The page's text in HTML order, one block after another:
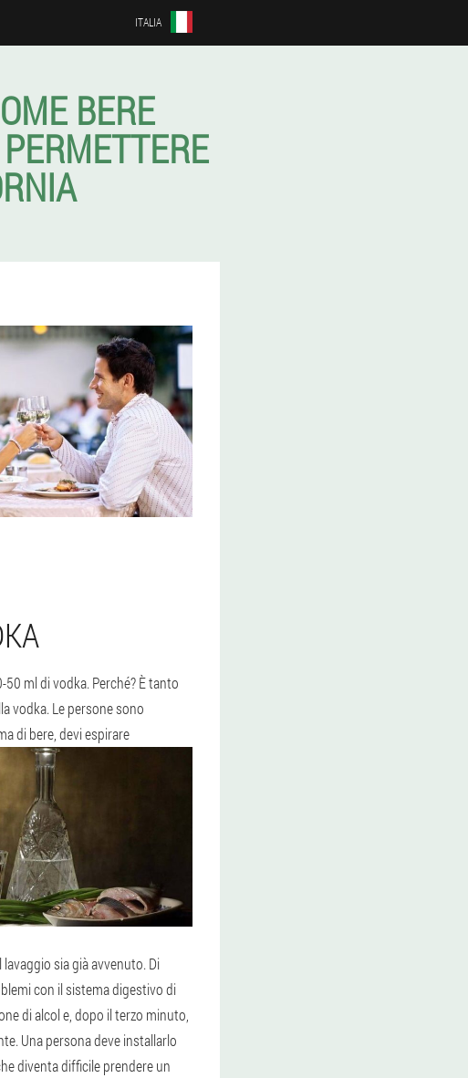
ITALIA
BERE
ml di vodka. Perché? È tanto
vodka. Le persone sono
di bere, devi espirare
sia già avvenuto. Di
con il sistema digestivo di
di alcol e, dopo il terzo minuto,
Una persona deve installarlo
diventa difficile prendere un